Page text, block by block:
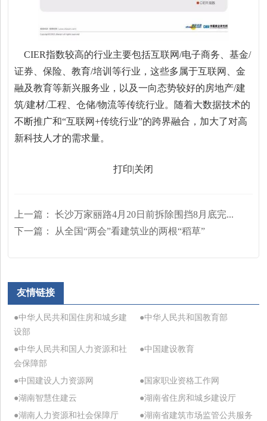
CIER指数较高的行业主要包括互联网/电子商务、基金/
证券、保险、教育/培训等行业，这些多属于互联网、金
融及教育等新兴服务业，以及一向态势较好的房地产/建
筑/建材/工程、仓储/物流等传统行业。随着大数据技术的
不断推广和“互联网+传统行业”的跨界融合，加大了对高
新科技人才的需求量。
打印|关闭
上一篇：
长沙万家丽路4月20日前拆除围挡8月底完...
下一篇：
从全国“两会”看建筑业的两根“稻草”
友情链接
●中华人民共和国住房和城乡建
设部
●中华人民共和国教育部
●中华人民共和国人力资源和社
会保障部
●中国建设教育
●中国建设人力资源网
●国家职业资格工作网
●湖南智慧住建云
●湖南省住房和城乡建设厅
●湖南人力资源和社会保障厅
●湖南省建筑市场监管公共服务